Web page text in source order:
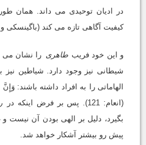
در ادیان توحیدی می داند. همان
کیفیت آگاهی تازه می کند (باگینسکی و
و این خود فریب طاهری را نشان می
شیطانی نیز وجود دارد. شیاطین نیز
الهاماتی را به افراد داشته باشند:
(انعام: 121). پس بر فرض اینکه در
بگیرد، دلیل بر الهی بودن آن نیست
پیش رو بیشتر آشکار خواهد شد.